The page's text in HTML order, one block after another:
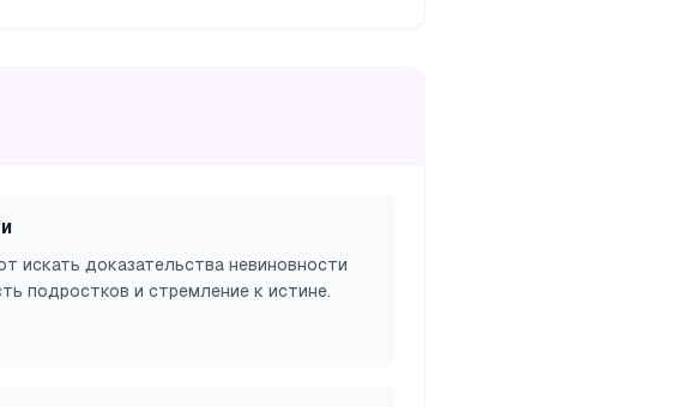
доказательства невиновности
подростков и стремление к истине.